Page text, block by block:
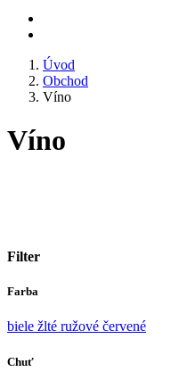
Úvod
Obchod
Víno
Víno
Filter
Farba
biele žlté ružové červené
Chuť